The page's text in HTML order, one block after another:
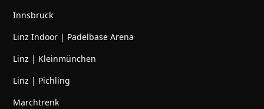
Innsbruck
Linz Indoor | Padelbase Arena
Linz | Kleinmünchen
Linz | Pichling
Marchtrenk